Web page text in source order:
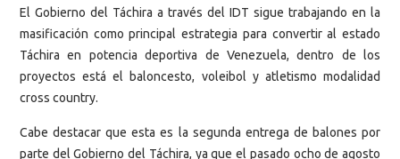
El Gobierno del Táchira a través del IDT sigue trabajando en la
masificación como principal estrategia para convertir al estado
Táchira en potencia deportiva de Venezuela, dentro de los
proyectos está el baloncesto, voleibol y atletismo modalidad
cross country.
Cabe destacar que esta es la segunda entrega de balones por
parte del Gobierno del Táchira, ya que el pasado ocho de agosto